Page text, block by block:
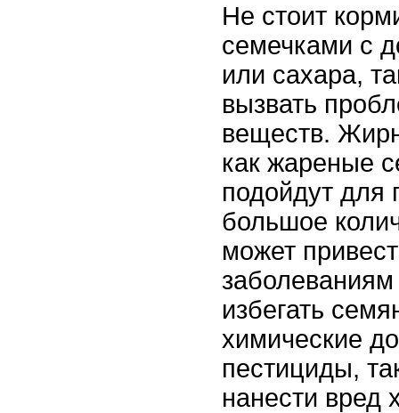
Не стоит
семечками с
или сахара,
вызвать
веществ.
как жареные
подойдут
большое
может
избегать
химические
пестициды,
нанести вред